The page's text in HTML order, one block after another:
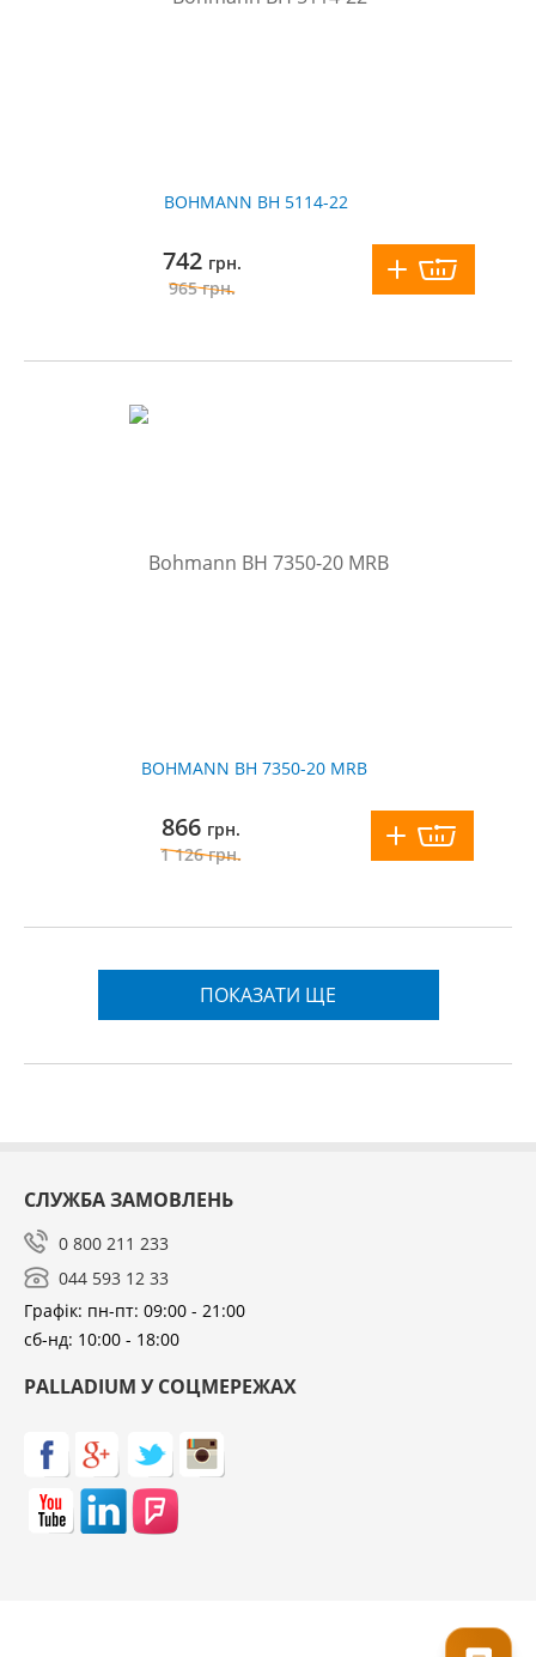
BOHMANN BH 5114-22
742 грн.
965грн.
BOHMANN BH 7350-20 MRB
866 грн.
1 126грн.
ПОКАЗАТИ ЩЕ
СЛУЖБА ЗАМОВЛЕНЬ
0 800 211 233
044 593 12 33
Графік: пн-пт: 09:00 - 21:00
сб-нд: 10:00 - 18:00
PALLADIUM У СОЦМЕРЕЖАХ